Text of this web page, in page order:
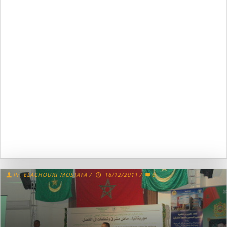
Pr. ELACHOURI MOSTAFA / 16/12/2011 / 0